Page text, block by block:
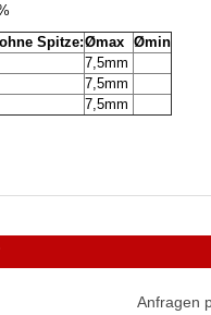
Spitze:Ømax Ømin
7,5mm
7,5mm
7,5mm
Anfragen